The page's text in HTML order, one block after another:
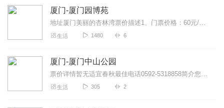
厦门-厦门园博苑
地址厦门美丽的杏林湾票价描述1、门票价格：60元/人。2、本市市民年卡、机关与事业单位户外运动卡中的园博苑部分：60元/人，其中本市退休人员和学生年卡...
生活 1480 6
厦门-厦门中山公园
票价详情暂无适宜春秋最佳电话0592-5318858简介您好，欢迎来到厦门中山公园！厦门中山公园位于厦门市中心，始建于1927年，为纪念孙中山先生...
生活 305 2